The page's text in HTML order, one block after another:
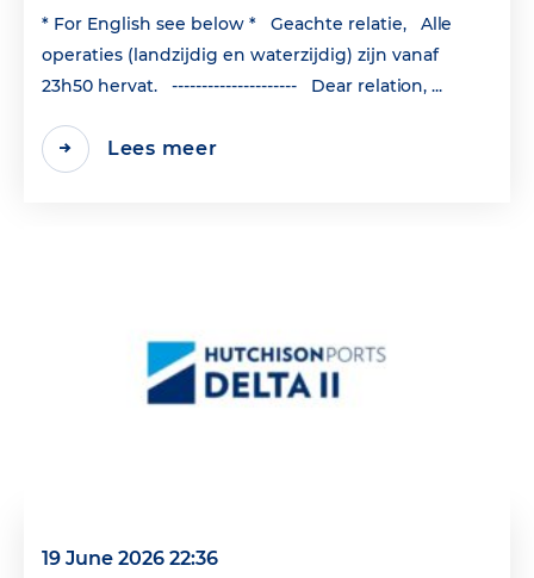
* For English see below * Geachte relatie, Alle
operaties (landzijdig en waterzijdig) zijn vanaf
23h50 hervat. --------------------- Dear relation, ...
Lees meer
19 June 2026 22:36